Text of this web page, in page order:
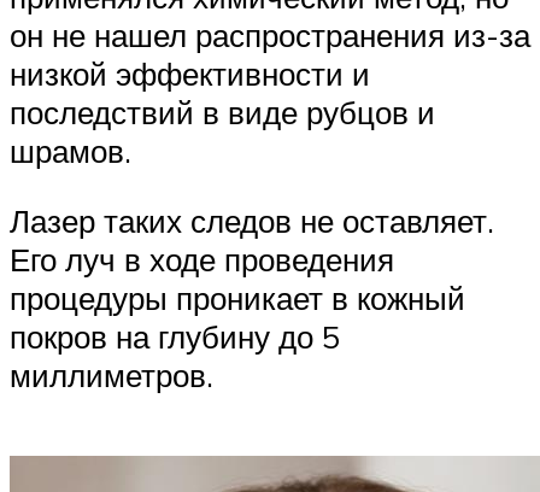
он не нашел распространения из-за
низкой эффективности и
последствий в виде рубцов и
шрамов.
Лазер таких следов не оставляет.
Его луч в ходе проведения
процедуры проникает в кожный
покров на глубину до 5
миллиметров.